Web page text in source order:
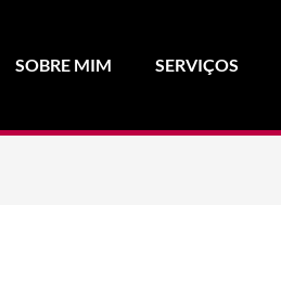
SOBRE MIM SERVIÇOS